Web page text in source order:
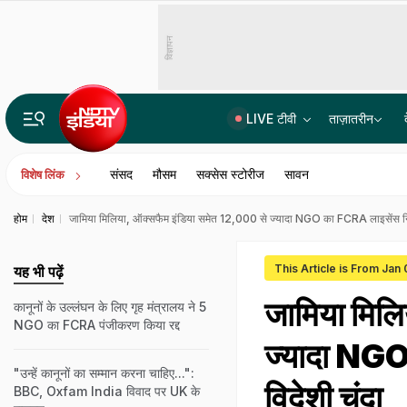
विज्ञापन
LIVE टीवी ताज़ातरीन
विशेष लिंक संसद मौसम सक्सेस स्टोरीज सावन
होम देश जामिया मिलिया, ऑक्सफैम इंडिया समेत 12,000 से ज्यादा NGO का FCRA लाइसेंस
This Article is From Jan
जामिया
ज्यादा
विदेशी चंदा
यह भी पढ़ें
कानूनों के उल्लंघन के लिए गृह मंत्रालय ने 5
NGO का FCRA पंजीकरण किया रद्द
"उन्हें कानूनों का सम्मान करना चाहिए...":
BBC, Oxfam India विवाद पर UK के